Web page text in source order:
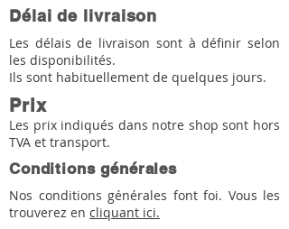
Délai de livraison
Les délais de livraison sont à définir selon
les disponibilités.
Ils sont habituellement de quelques jours.
Prix
Les prix indiqués dans notre shop sont hors
TVA et transport.
Conditions générales
Nos conditions générales font foi. Vous les
trouverez en cliquant ici.